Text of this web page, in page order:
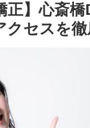
正】心斎
セスを徹